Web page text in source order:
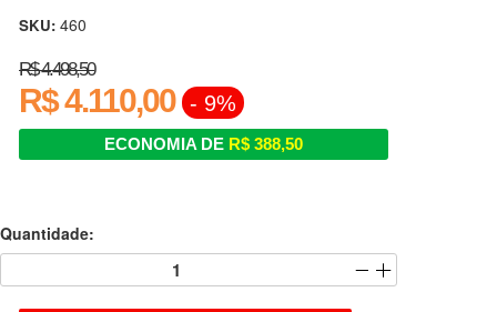
SKU: 460
R$ 4.498,50
R$ 4.110,00 - 9%
ECONOMIA DE R$ 388,50
Quantidade: